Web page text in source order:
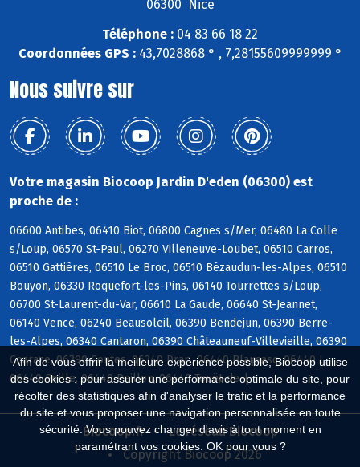
Afin de vous offrir la meilleure expérience possible, Biocoop utilise
des cookies : pour assurer une performance optimale du site, pour
récolter des statistiques afin d'analyser le trafic et la performance
du site et vous proposer une navigation personnalisée en toute
sécurité. Vous pouvez changer d'avis à tout moment en
paramétrant vos cookies. OK pour vous ?
06300 Nice
Téléphone : 04 83 66 18 22
Coordonnées GPS :43,7028868 ° , 7,28155609999999 °
Nous suivre sur
Votre magasin Biocoop Jardin D'eden (06300) est
proche de :
06600 Antibes, 06410 Biot, 06800 Cagnes s/Mer, 06480 La Colle
s/Loup, 06570 St-Paul, 06270 Villeneuve-Loubet, 06510 Carros,
06510 Gattières, 06510 Le Broc, 06510 Bézaudun-les-Alpes, 06510
Bouyon, 06330 Roquefort-les-Pins, 06140 Tourrettes s/Loup,
06700 St-Laurent-du-Var, 06610 La Gaude, 06640 St-Jeannet,
06140 Vence, 06240 Beausoleil, 06390 Bendejun, 06390 Berre-
les-Alpes, 06340 Cantaron, 06390 Châteauneuf-Villevieille, 06390
Coaraze, 06390 Contes, 06340 Drap, 06440 Blausasc, 06440 L,
06440 Peille, 06440 Peillon, 06440 Touët-de-l
Biocoop.fr
Le réseau Biocoop
Copyright Biocoop 2026